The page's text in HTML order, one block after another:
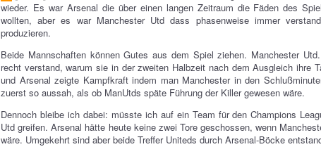
wieder. Es war Arsenal die über einen langen Zeitraum die Fäden des
wollten, aber es war Manchester Utd dass phasenweise immer
produzieren.
Beide Mannschaften können Gutes aus dem Spiel ziehen. Manchester
recht verstand, warum sie in der zweiten Halbzeit nach dem Ausgleich ihre
und Arsenal zeigte Kampfkraft indem man Manchester in den
zuerst so aussah, als ob ManUtds späte Führung der Killer gewesen wäre.
Dennoch bleibe ich dabei: müsste ich auf ein Team für den Champions
Utd greifen. Arsenal hätte heute keine zwei Tore geschossen, wenn
wäre. Umgekehrt sind aber beide Treffer Uniteds durch Arsenal-Böcke